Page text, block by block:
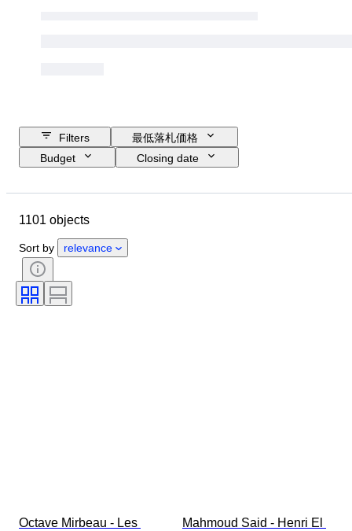
Filters
最低落札価格
Budget
Closing date
コンディション
時代
主題
技法
署名
エディション
アーティスト
1101 objects
Sort by relevance
Octave Mirbeau - Les
Mahmoud Said - Henri El